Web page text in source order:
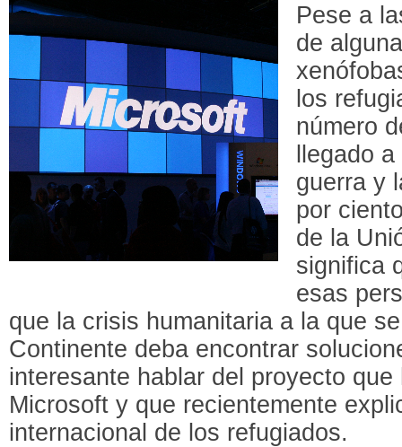
Pese a
de
los
número
llegado
guerra y
por
de la
significa
esas
que la crisis humanitaria a la que
Continente deba encontrar
interesante hablar del proyecto
Microsoft y que recientemente
internacional de los refugiados.